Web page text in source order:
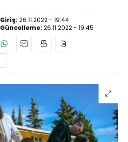
Giriş: 26.11.2022 - 19:44
Güncelleme: 26.11.2022 - 19:45